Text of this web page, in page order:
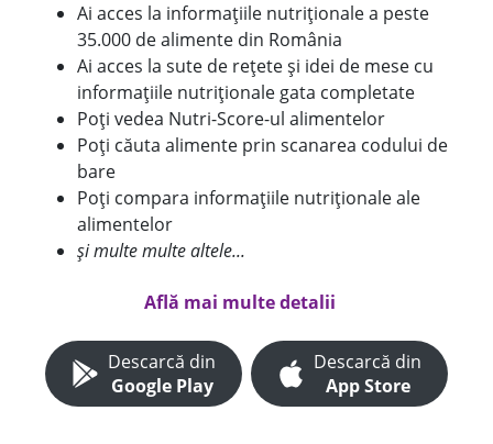
Ai acces la informațiile nutriționale a peste
35.000 de alimente din România
Ai acces la sute de rețete și idei de mese cu
informațiile nutriționale gata completate
Poți vedea Nutri-Score-ul alimentelor
Poți căuta alimente prin scanarea codului de
bare
Poți compara informațiile nutriționale ale
alimentelor
și multe multe altele...
Află mai multe detalii
Descarcă din
Google Play
Descarcă din
App Store